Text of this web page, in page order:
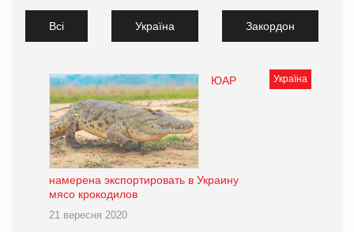
Всі Україна Закордон
Україна
ЮАР
намерена экспортировать в Украину
мясо крокодилов
21 вересня 2020